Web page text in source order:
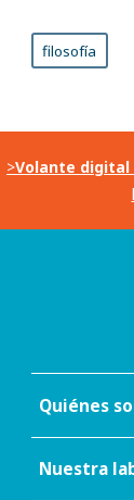
filosofía
>Volante digital
Quiénes
Nuestra